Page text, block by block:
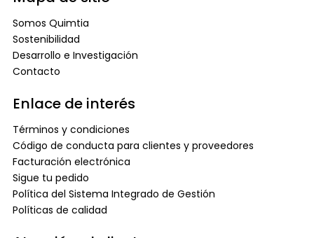
Somos Quimtia
Sostenibilidad
Desarrollo e Investigación
Contacto
Enlace de interés
Términos y condiciones
Código de conducta para clientes y proveedores
Facturación electrónica
Sigue tu pedido
Política del Sistema Integrado de Gestión
Políticas de calidad